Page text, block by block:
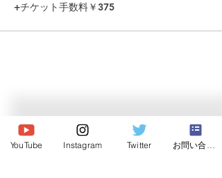
+チケット手数料￥375
© 2026 Japan Dog Behaviourist
Association.Allright reserved.
YouTube Instagram Twitter